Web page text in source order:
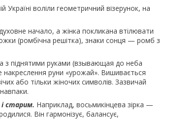
Україні воліли геометричний візерунок, на
начало, а жінка покликана втілювати
(ромбічна решітка), знаки сонця — ромб з
з піднятими руками (взывающая до неба
руни «урожай». Вишивається
або тільки жіночих символів. Зазвичай
і старим. Наприклад, восьмикінцева зірка —
Він гармонізує, балансує,